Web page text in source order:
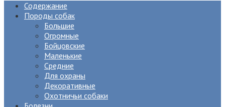
Содержание
Породы собак
Большие
Огромные
Бойцовские
Маленькие
Средние
Для охраны
Декоративные
Охотничьи собаки